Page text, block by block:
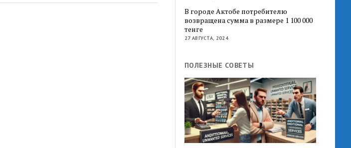
В городе Актобе потребителю
возвращена сумма в размере 1 100 000
тенге
27 АВГУСТА, 2024
ПОЛЕЗНЫЕ СОВЕТЫ